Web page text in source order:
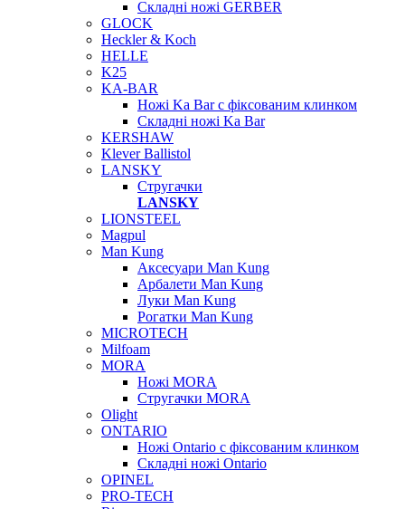
Складні ножі GERBER
GLOCK
Heckler & Koch
HELLE
K25
KA-BAR
Ножі Ka Bar c фіксованим клинком
Складні ножі Ka Bar
KERSHAW
Klever Ballistol
LANSKY
Стругачки
LANSKY
LIONSTEEL
Magpul
Man Kung
Аксесуари Man Kung
Арбалети Man Kung
Луки Man Kung
Рогатки Man Kung
MICROTECH
Milfoam
MORA
Ножі MORA
Стругачки MORA
Olight
ONTARIO
Ножі Ontario c фіксованим клинком
Складні ножі Ontario
OPINEL
PRO-TECH